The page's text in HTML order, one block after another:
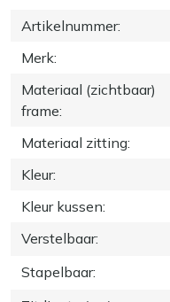
Artikelnummer:
Merk:
Materiaal (zichtbaar)
frame:
Materiaal zitting:
Kleur:
Kleur kussen:
Verstelbaar:
Stapelbaar: